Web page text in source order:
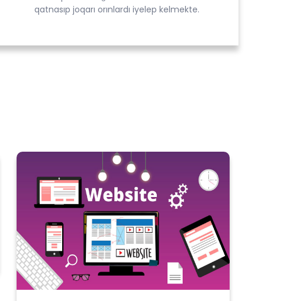
qatnasıp joqarı orınlardı iyelep kelmekte.